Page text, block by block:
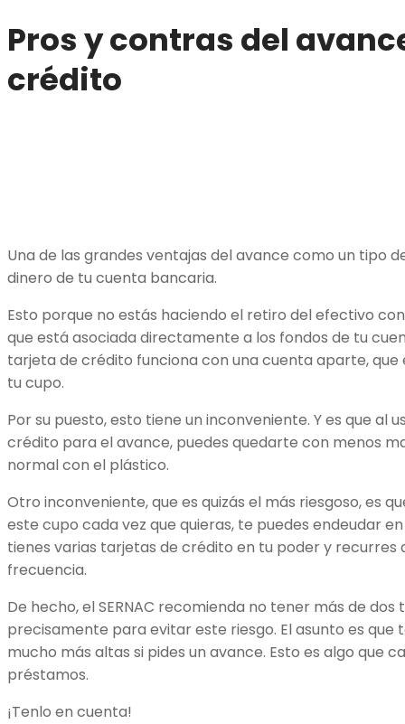
Pros y contras del
crédito
Una de las grandes ventajas del avance como un tipo
dinero de tu cuenta bancaria.
Esto porque no estás haciendo el retiro del efectivo
que está asociada directamente a los fondos de tu
tarjeta de crédito funciona con una cuenta aparte,
tu cupo.
Por su puesto, esto tiene un inconveniente. Y es que al
crédito para el avance, puedes quedarte con menos
normal con el plástico.
Otro inconveniente, que es quizás el más riesgoso, es
este cupo cada vez que quieras, te puedes endeudar
tienes varias tarjetas de crédito en tu poder y
frecuencia.
De hecho, el SERNAC recomienda no tener más de
precisamente para evitar este riesgo. El asunto es
mucho más altas si pides un avance. Esto es algo que
préstamos.
¡Tenlo en cuenta!